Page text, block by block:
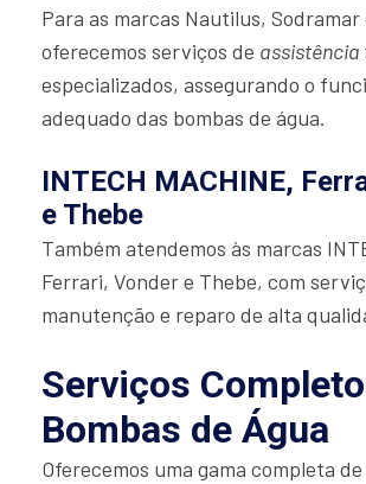
Para as marcas Nautilus,
oferecemos serviços de assistência
especializados, assegurando o
adequado das bombas de água.
INTECH MACHINE,
e Thebe
Também atendemos às marcas
Ferrari, Vonder e Thebe, com
manutenção e reparo de alta
Serviços
Bombas de Água
Oferecemos uma gama completa